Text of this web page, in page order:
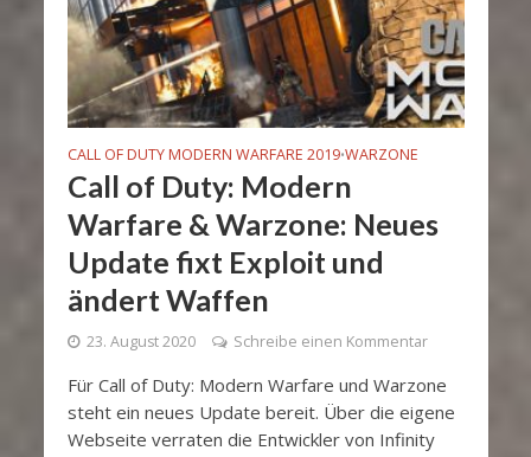
CALL OF DUTY MODERN WARFARE 2019•WARZONE
Call of Duty: Modern
Warfare & Warzone: Neues
Update fixt Exploit und
ändert Waffen
23. August 2020 Schreibe einen Kommentar
Für Call of Duty: Modern Warfare und Warzone
steht ein neues Update bereit. Über die eigene
Webseite verraten die Entwickler von Infinity